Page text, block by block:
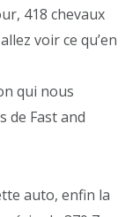
418 chevaux
voir ce qu’en
qui nous
de Fast and
auto, enfin la